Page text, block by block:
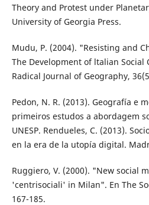
Theory and Protest under
Universi­ty of Georgia Press.
Mudu, P. (2004). "Resisting and
The Development of ltalian Social
Radical Journal of Geography,
Pedon, N. R. (2013). Geografía e
primeiros estudos a aborda­gem
UNESP. Rendueles, C. (2013).
en la era de la utopía digital.
Ruggiero, V. (2000). "New social
'centrisociali' in Milan". En The
167-185.